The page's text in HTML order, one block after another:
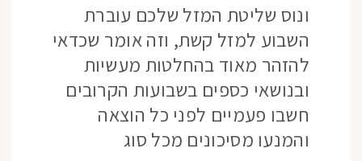
ונוס שליטת המזל שלכם עוברת
השבוע למזל קשת, וזה אומר שכדאי
להזהר מאוד בהחלטות מעשיות
ובנושאי כספים בשבועות הקרובים
חשבו פעמיים לפני כל הוצאה
והמנעו מסיכונים מכל סוג